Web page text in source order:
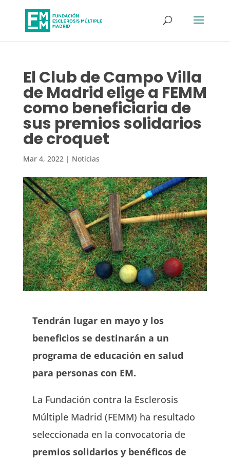
El Club de Campo Villa
de Madrid elige a FEMM
como beneficiaria de
sus premios solidarios
de croquet
Mar 4, 2022| Noticias
Tendrán lugar en mayo y los
beneficios se destinarán a un
programa de educación en salud
para personas con EM.
La Fundación contra la Esclerosis
Múltiple Madrid (FEMM) ha resultado
seleccionada en la convocatoria de
premios solidarios y benéficos de